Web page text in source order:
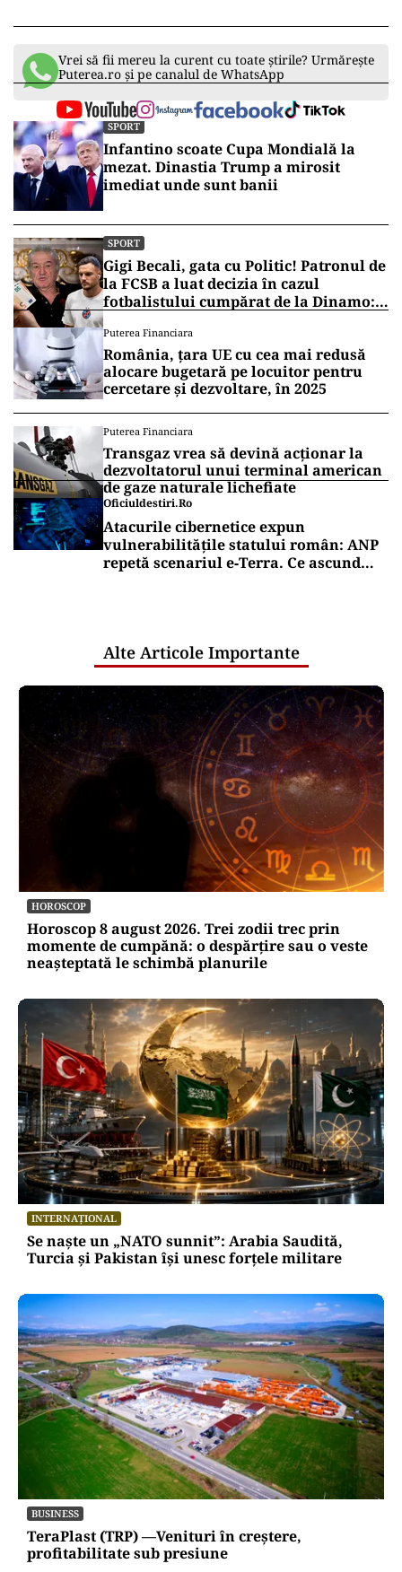
Vrei să fii mereu la curent cu toate știrile? Urmărește
Puterea.ro și pe canalul de WhatsApp
SPORT
Infantino scoate Cupa Mondială la
mezat. Dinastia Trump a mirosit
imediat unde sunt banii
SPORT
Gigi Becali, gata cu Politic! Patronul de
la FCSB a luat decizia în cazul
fotbalistului cumpărat de la Dinamo:
Puterea Financiara
România, țara UE cu cea mai redusă
alocare bugetară pe locuitor pentru
cercetare și dezvoltare, în 2025
Puterea Financiara
Transgaz vrea să devină acționar la
dezvoltatorul unui terminal american
de gaze naturale lichefiate
Oficiuldestiri.ro
Atacurile cibernetice expun
vulnerabilitățile statului român: ANP
repetă scenariul e‑Terra. Ce ascund
Alte Articole Importante
HOROSCOP
Horoscop 8 august 2026. Trei zodii trec prin
momente de cumpănă: o despărțire sau o veste
neașteptată le schimbă planurile
INTERNAȚIONAL
Se naște un „NATO sunnit”: Arabia Saudită,
Turcia și Pakistan își unesc forțele militare
BUSINESS
TeraPlast (TRP) —Venituri în creștere,
profitabilitate sub presiune